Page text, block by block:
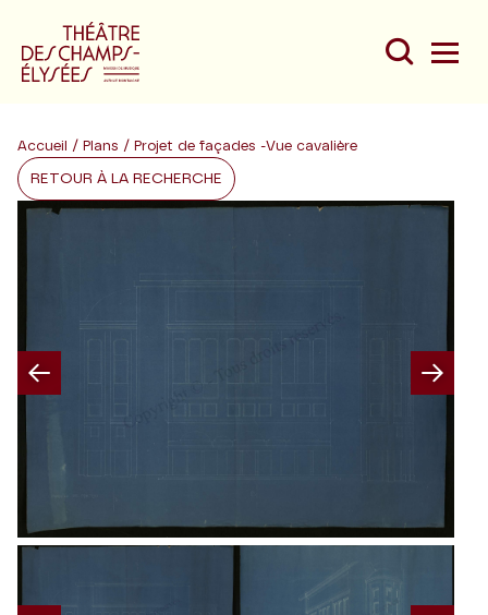
Accueil / Plans / Projet de façades -Vue cavalière
RETOUR À LA RECHERCHE